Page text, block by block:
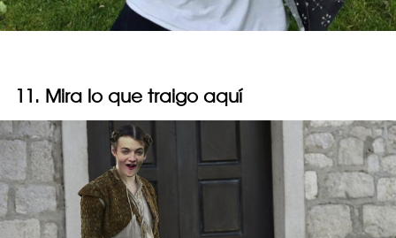
11. Mira lo que traigo aquí